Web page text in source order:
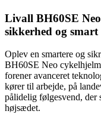
Livall BH60SE
sikkerhed og
Oplev en smartere og
BH60SE Neo
forener avanceret
kører til arbejde, på
pålidelig følgesvend, der
højsædet.